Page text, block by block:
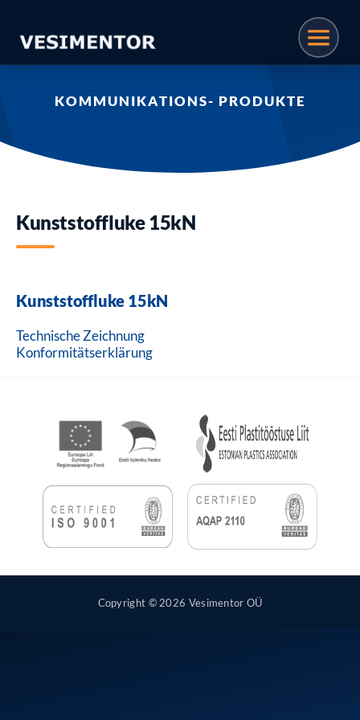
KOMMUNIKATIONS- PRODUKTE
Kunststoffluke 15kN
Kunststoffluke 15kN
Technische Zeichnung
Konformitätserklärung
Copyright © 2026 Vesimentor OÜ